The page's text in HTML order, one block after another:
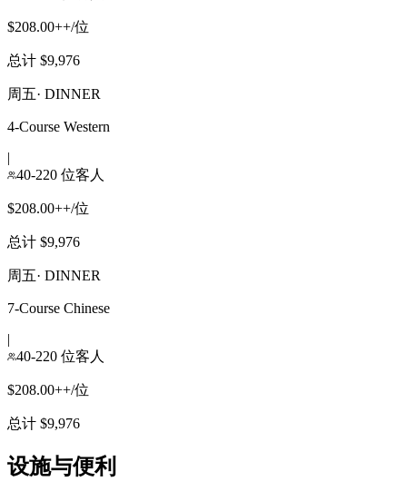
$208.00++/位
总计 $9,976
周五· DINNER
4-Course Western
|
40-220 位客人
$208.00++/位
总计 $9,976
周五· DINNER
7-Course Chinese
|
40-220 位客人
$208.00++/位
总计 $9,976
设施与便利